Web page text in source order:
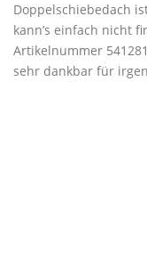
Doppelschiebedach
kann’s einfach nicht
Artikelnummer
sehr dankbar für